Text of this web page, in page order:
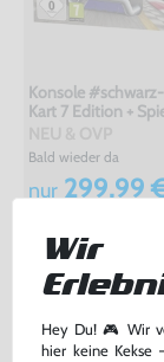
Konsole
Kart 7 Edition +
Bald wieder da
nur299,99
Wir
Hey Du! 🎮 Wir
hier keine Kekse